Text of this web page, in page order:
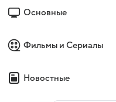
Основные
Фильмы и Сериалы
Новостные